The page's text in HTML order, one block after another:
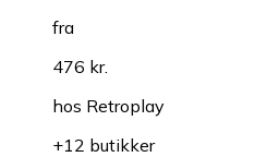
fra
476 kr.
hos Retroplay
+12 butikker